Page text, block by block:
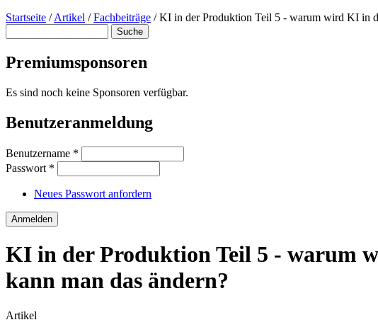
Startseite /Artikel /Fachbeiträge /KI in der Produktion Teil 5 - warum wird KI in
Premiumsponsoren
Es sind noch keine Sponsoren verfügbar.
Benutzeranmeldung
Benutzername *
Passwort *
Neues Passwort anfordern
KI in der Produktion Teil 5 - warum
kann man das ändern?
Artikel